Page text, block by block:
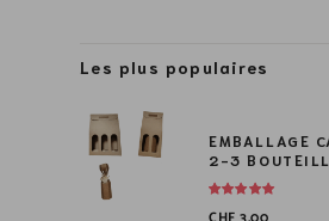
Les plus populaires
EMBALLAGE
2-3